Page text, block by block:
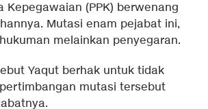
Kepegawaian (PPK) berwenang
Mutasi enam pejabat ini,
melainkan penyegaran.
Yaqut berhak untuk tidak
mutasi tersebut